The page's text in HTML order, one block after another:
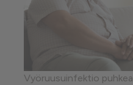
Vyöruusuinfektio